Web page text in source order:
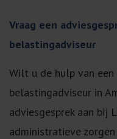
Vraag een
belastingadviseur
Wilt u de hulp van
belastingadviseur in
adviesgesprek aan bij
administratieve